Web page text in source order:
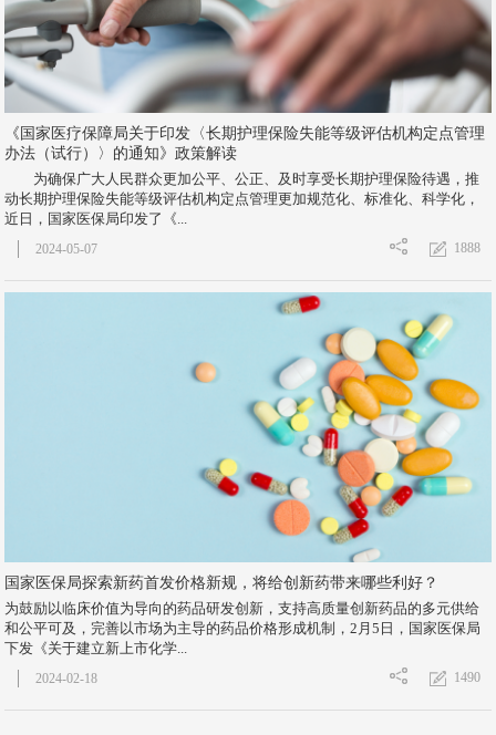
《国家医疗保障局关于印发〈长期护理保险失能等级评估机构定点管理
办法（试行）〉的通知》政策解读
为确保广大人民群众更加公平、公正、及时享受长期护理保险待遇，推
动长期护理保险失能等级评估机构定点管理更加规范化、标准化、科学化，
近日，国家医保局印发了《...
1888
2024-05-07
国家医保局探索新药首发价格新规，将给创新药带来哪些利好？
为鼓励以临床价值为导向的药品研发创新，支持高质量创新药品的多元供给
和公平可及，完善以市场为主导的药品价格形成机制，2月5日，国家医保局
下发《关于建立新上市化学...
1490
2024-02-18